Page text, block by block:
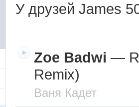
У друзей James
Zoe Badwi —
Remix)
Ваня Кадет